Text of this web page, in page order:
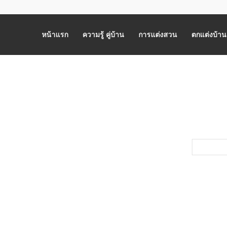
หน้าแรก ความรู้ คู่บ้าน การแต่งสวน ตกแต่งบ้าน